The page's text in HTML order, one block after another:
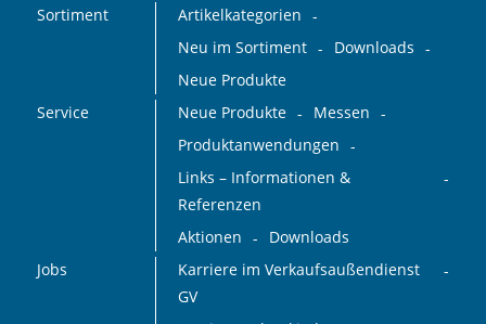
Sortiment
Artikelkategorien
Neu im Sortiment
Downloads
Neue Produkte
Service
Neue Produkte
Messen
Produktanwendungen
Links – Informationen &
Referenzen
Aktionen
Downloads
Jobs
Karriere im Verkaufsaußendienst
GV